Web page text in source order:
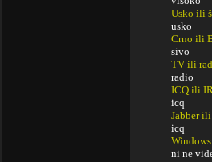
Usko ili
usko
Crno ili
sivo
TV ili
radio
ICQ ili
icq
Jabber
icq
ni ne